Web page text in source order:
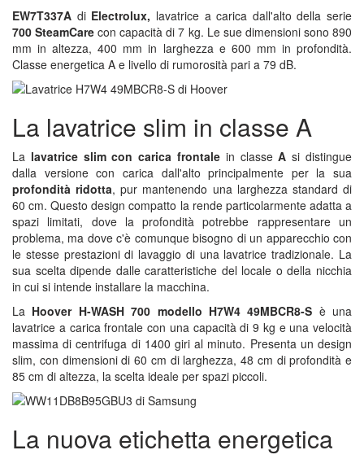
EW7T337A diElectrolux, lavatrice a carica dall'alto della serie
700 SteamCare con capacità di 7 kg. Le sue dimensioni sono 890
mm in altezza, 400 mm in larghezza e 600 mm in profondità.
Classe energetica A e livello di rumorosità pari a 79 dB.
La lavatrice slim in classe A
La lavatrice slim con carica frontale in classeAsi distingue
dalla versione con carica dall'alto principalmente per la sua
profondità ridotta, pur mantenendo una larghezza standard di
60 cm. Questo design compatto la rende particolarmente adatta a
spazi limitati, dove la profondità potrebbe rappresentare un
problema, ma dove c'è comunque bisogno di un apparecchio con
le stesse prestazioni di lavaggio di una lavatrice tradizionale. La
sua scelta dipende dalle caratteristiche del locale o della nicchia
in cui si intende installare la macchina.
La Hoover H-WASH 700 modello H7W4 49MBCR8-S è una
lavatrice a carica frontale con una capacità di 9 kg e una velocità
massima di centrifuga di 1400 giri al minuto. Presenta un design
slim, con dimensioni di 60 cm di larghezza, 48 cm di profondità e
85 cm di altezza, la scelta ideale per spazi piccoli.
La nuova etichetta energetica